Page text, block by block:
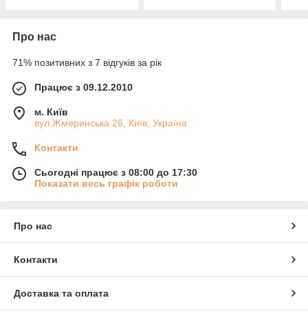
Про нас
71% позитивних з 7 відгуків за рік
Працює з 09.12.2010
м. Київ
вул.Жмеринська 26, Київ, Україна
Контакти
Сьогодні працює з 08:00 до 17:30
Показати весь графік роботи
Про нас
Контакти
Доставка та оплата